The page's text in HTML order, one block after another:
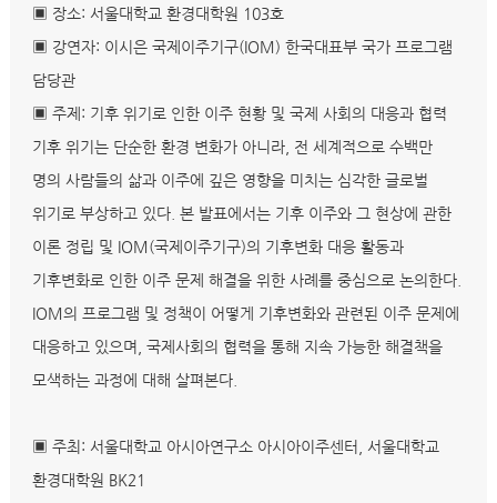
▣ 장소: 서울대학교 환경대학원 103호
▣ 강연자: 이시은 국제이주기구(IOM) 한국대표부 국가 프로그램
담당관
▣ 주제: 기후 위기로 인한 이주 현황 및 국제 사회의 대응과 협력
기후 위기는 단순한 환경 변화가 아니라, 전 세계적으로 수백만
명의 사람들의 삶과 이주에 깊은 영향을 미치는 심각한 글로벌
위기로 부상하고 있다. 본 발표에서는 기후 이주와 그 현상에 관한
이론 정립 및 IOM(국제이주기구)의 기후변화 대응 활동과
기후변화로 인한 이주 문제 해결을 위한 사례를 중심으로 논의한다.
IOM의 프로그램 및 정책이 어떻게 기후변화와 관련된 이주 문제에
대응하고 있으며, 국제사회의 협력을 통해 지속 가능한 해결책을
모색하는 과정에 대해 살펴본다.
▣ 주최: 서울대학교 아시아연구소 아시아이주센터, 서울대학교
환경대학원 BK21